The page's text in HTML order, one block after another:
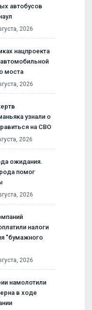
автобусов
2026
нацпроекта
моста
2026
узнали о
на СВО
2026
ожидания.
помог
2026
налоги
"бумажного
2026
намолотили
в ходе